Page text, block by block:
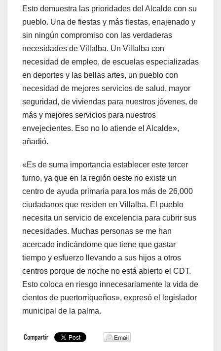
Esto demuestra las prioridades del Alcalde con su
pueblo. Una de fiestas y más fiestas, enajenado y
sin ningún compromiso con las verdaderas
necesidades de Villalba. Un Villalba con
necesidad de empleo, de escuelas especializadas
en deportes y las bellas artes, un pueblo con
necesidad de mejores servicios de salud, mayor
seguridad, de viviendas para nuestros jóvenes, de
más y mejores servicios para nuestros
envejecientes. Eso no lo atiende el Alcalde»,
añadió.
«Es de suma importancia establecer este tercer
turno, ya que en la región oeste no existe un
centro de ayuda primaria para los más de 26,000
ciudadanos que residen en Villalba. El pueblo
necesita un servicio de excelencia para cubrir sus
necesidades. Muchas personas se me han
acercado indicándome que tiene que gastar
tiempo y esfuerzo llevando a sus hijos a otros
centros porque de noche no está abierto el CDT.
Esto coloca en riesgo innecesariamente la vida de
cientos de puertorriqueños», expresó el legislador
municipal de la palma.